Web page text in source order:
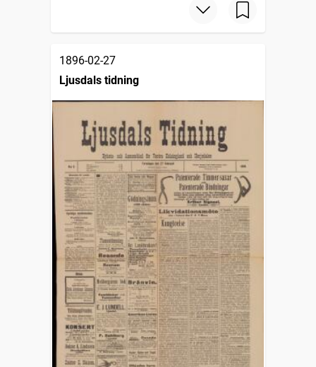
1896-02-27
Ljusdals tidning